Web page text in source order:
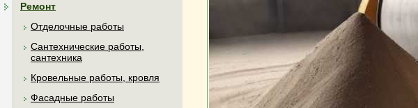
Ремонт
Отделочные работы
Сантехнические работы,
сантехника
Кровельные работы, кровля
Фасадные работы